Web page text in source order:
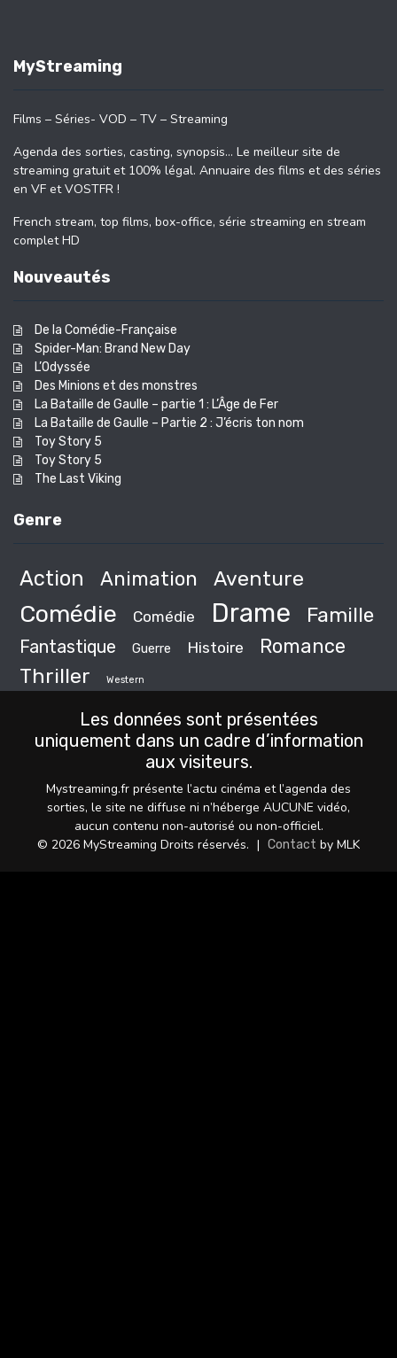
MyStreaming
Films – Séries- VOD – TV – Streaming
Agenda des sorties, casting, synopsis… Le meilleur site de
streaming gratuit et 100% légal. Annuaire des films et des séries
en VF et VOSTFR !
French stream, top films, box-office, série streaming en stream
complet HD
Nouveautés
De la Comédie-Française
Spider-Man: Brand New Day
L’Odyssée
Des Minions et des monstres
La Bataille de Gaulle – partie 1 : L’Âge de Fer
La Bataille de Gaulle – Partie 2 : J’écris ton nom
Toy Story 5
Toy Story 5
The Last Viking
Genre
Action Animation Aventure
Comédie Comédie Drame Famille
Fantastique Guerre Histoire Romance
Thriller Western
Les données sont présentées
uniquement dans un cadre d’information
aux visiteurs.
Mystreaming.fr présente l’actu cinéma et l’agenda des
sorties, le site ne diffuse ni n’héberge AUCUNE vidéo,
aucun contenu non-autorisé ou non-officiel.
© 2026 MyStreaming Droits réservés. | Contact by MLK